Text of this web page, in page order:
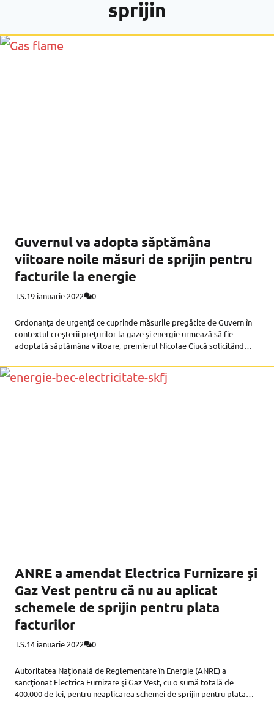
sprijin
Guvernul va adopta săptămâna
viitoare noile măsuri de sprijin pentru
facturile la energie
T.S.19 ianuarie 2022 0
Ordonanţa de urgenţă ce cuprinde măsurile pregătite de Guvern în
contextul creşterii preţurilor la gaze şi energie urmează să fie
adoptată săptămâna viitoare, premierul Nicolae Ciucă solicitând
vineri să fie pus
ANRE a amendat Electrica Furnizare şi
Gaz Vest pentru că nu au aplicat
schemele de sprijin pentru plata
facturilor
T.S.14 ianuarie 2022 0
Autoritatea Naţională de Reglementare în Energie (ANRE) a
sancţionat Electrica Furnizare şi Gaz Vest, cu o sumă totală de
400.000 de lei, pentru neaplicarea schemei de sprijin pentru plata